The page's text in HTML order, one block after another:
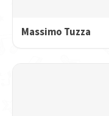
Massimo Tuzza